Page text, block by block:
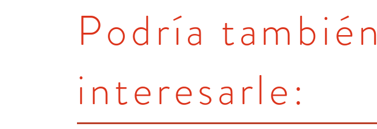
Podría también
interesarle: